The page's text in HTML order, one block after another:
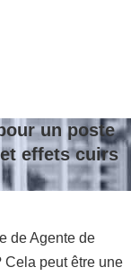
un poste
effets cuirs
de Agente de
Cela peut être une